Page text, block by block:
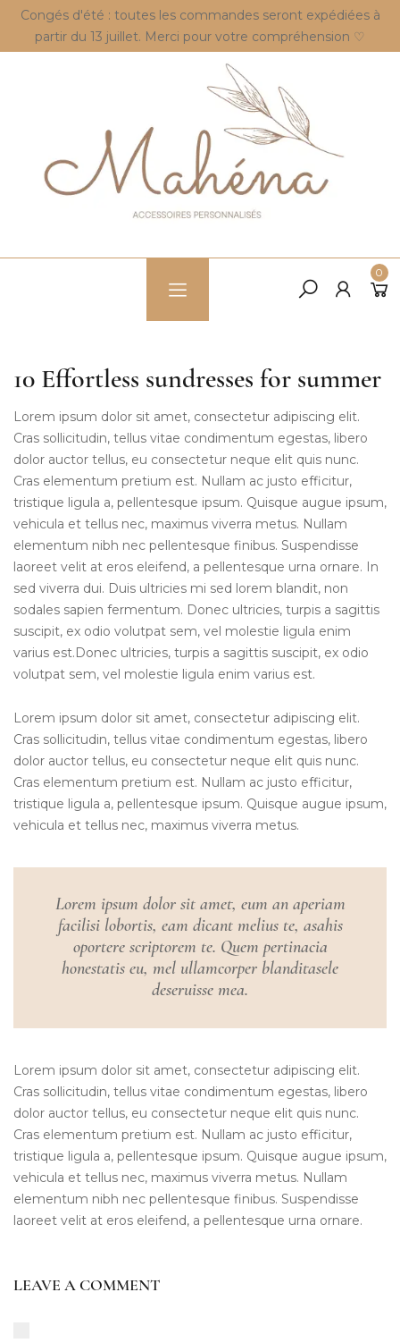
Congés d'été : toutes les commandes seront expédiées à
partir du 13 juillet. Merci pour votre compréhension ♡
0
10 Effortless sundresses for summer
Lorem ipsum dolor sit amet, consectetur adipiscing elit.
Cras sollicitudin, tellus vitae condimentum egestas, libero
dolor auctor tellus, eu consectetur neque elit quis nunc.
Cras elementum pretium est. Nullam ac justo efficitur,
tristique ligula a, pellentesque ipsum. Quisque augue ipsum,
vehicula et tellus nec, maximus viverra metus. Nullam
elementum nibh nec pellentesque finibus. Suspendisse
laoreet velit at eros eleifend, a pellentesque urna ornare. In
sed viverra dui. Duis ultricies mi sed lorem blandit, non
sodales sapien fermentum. Donec ultricies, turpis a sagittis
suscipit, ex odio volutpat sem, vel molestie ligula enim
varius est.Donec ultricies, turpis a sagittis suscipit, ex odio
volutpat sem, vel molestie ligula enim varius est.
Lorem ipsum dolor sit amet, consectetur adipiscing elit.
Cras sollicitudin, tellus vitae condimentum egestas, libero
dolor auctor tellus, eu consectetur neque elit quis nunc.
Cras elementum pretium est. Nullam ac justo efficitur,
tristique ligula a, pellentesque ipsum. Quisque augue ipsum,
vehicula et tellus nec, maximus viverra metus.
Lorem ipsum dolor sit amet, eum an aperiam
facilisi lobortis, eam dicant melius te, asahis
oportere scriptorem te. Quem pertinacia
honestatis eu, mel ullamcorper blanditasele
deseruisse mea.
Lorem ipsum dolor sit amet, consectetur adipiscing elit.
Cras sollicitudin, tellus vitae condimentum egestas, libero
dolor auctor tellus, eu consectetur neque elit quis nunc.
Cras elementum pretium est. Nullam ac justo efficitur,
tristique ligula a, pellentesque ipsum. Quisque augue ipsum,
vehicula et tellus nec, maximus viverra metus. Nullam
elementum nibh nec pellentesque finibus. Suspendisse
laoreet velit at eros eleifend, a pellentesque urna ornare.
LEAVE A COMMENT